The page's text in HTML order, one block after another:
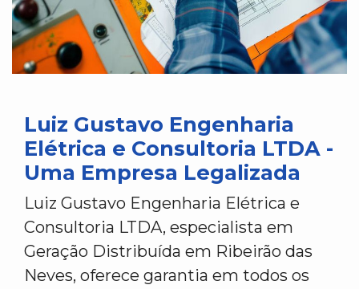
Luiz Gustavo Engenharia
Elétrica e Consultoria LTDA -
Uma Empresa Legalizada
Luiz Gustavo Engenharia Elétrica e
Consultoria LTDA, especialista em
Geração Distribuída em Ribeirão das
Neves, oferece garantia em todos os